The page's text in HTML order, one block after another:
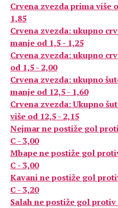
Crvena zvezda prima više
1,85
Crvena zvezda: ukupno
manje od 1,5 - 1,25
Crvena zvezda: ukupno
od 1,5 - 2,00
Crvena zvezda: ukupno
manje od 12,5 - 1,60
Crvena zvezda: Ukupno
više od 12,5 - 2,15
Nejmar ne postiže gol
C - 3,00
Mbape ne postiže gol
C - 3,00
Kavani ne postiže gol
C - 3,20
Salah ne postiže gol